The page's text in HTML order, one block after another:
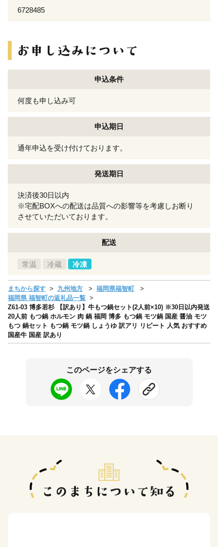
6728485
申込条件
何度も申し込み可
申込期日
通年申込を受け付けております。
発送期日
決済後30日以内
※宅配BOXへの配送は品質への影響等を考慮しお断り
させていただいております。
配送
常温 冷蔵 冷凍
まちから探す 九州地方
福岡県福智町
福岡県 福智町の返礼品一覧
Z61-03 博多若杉 【訳あり】牛もつ鍋セット(2人前×10) ※30日以内発送
20人前 もつ鍋 ホルモン 肉 鍋 福岡 博多 もつ鍋 モツ鍋 国産 醤油 モツ
もつ 鍋セット もつ鍋 モツ鍋 しょうゆ 訳アリ リピート 人気 おすすめ
国産牛 国産 訳あり
このページをシェアする